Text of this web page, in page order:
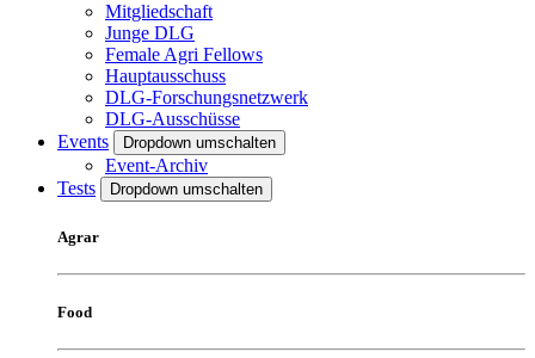
Mitgliedschaft
Junge DLG
Female Agri Fellows
Hauptausschuss
DLG-Forschungsnetzwerk
DLG-Ausschüsse
Events
Dropdown umschalten
Event-Archiv
Tests
Dropdown umschalten
Agrar
Food